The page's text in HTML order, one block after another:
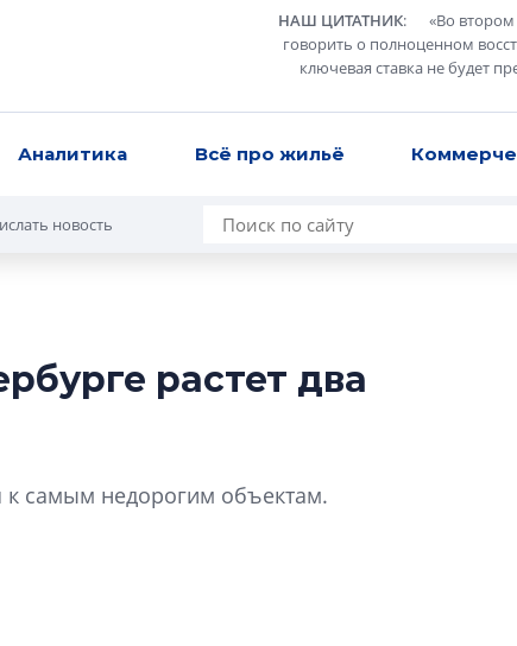
НАШ ЦИТАТНИК: «Во
говорить о полноценном
ключевая ставка не будет
Аналитика Всё про жильё
новость
растет два
к самым недорогим объектам.
Усадьба